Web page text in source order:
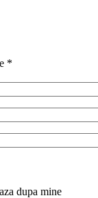
*
dupa mine